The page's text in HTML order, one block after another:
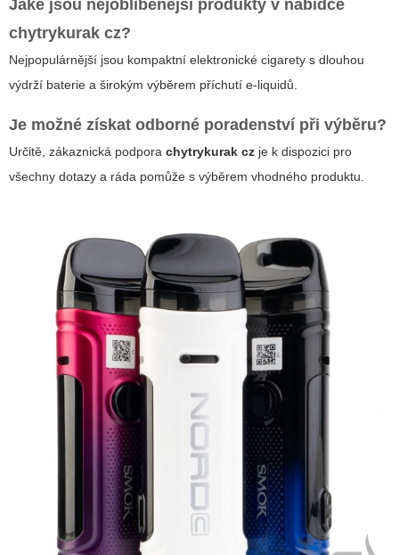
Jaké jsou nejoblíbenější produkty v nabídce
chytrykurak cz?
Nejpopulárnější jsou kompaktní elektronické cigarety s dlouhou
výdrží baterie a širokým výběrem příchutí e-liquidů.
Je možné získat odborné poradenství při výběru?
Určitě, zákaznická podpora chytrykurak cz je k dispozici pro
všechny dotazy a ráda pomůže s výběrem vhodného produktu.